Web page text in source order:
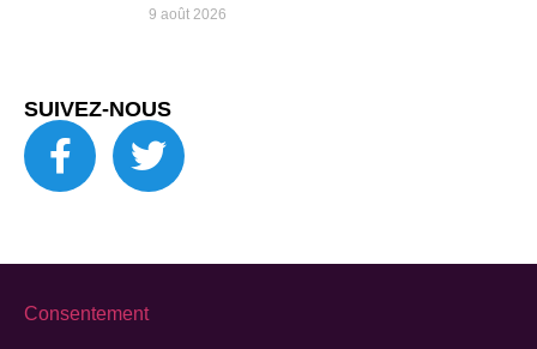
9 août 2026
SUIVEZ-NOUS
Consentement